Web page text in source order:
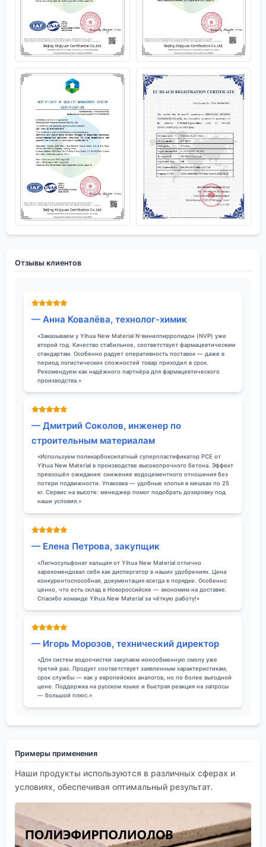
Отзывы клиентов
— Анна Ковалёва, технолог-химик
«Заказываем у Yihua New Material N-винилпирролидон (NVP) уже
второй год. Качество стабильное, соответствует фармацевтическим
стандартам. Особенно радует оперативность поставок — даже в
период логистических сложностей товар приходил в срок.
Рекомендуем как надёжного партнёра для фармацевтического
производства.»
— Дмитрий Соколов, инженер по
строительным материалам
«Используем поликарбоксилатный суперпластификатор PCE от
Yihua New Material в производстве высокопрочного бетона. Эффект
превзошёл ожидания: снижение водоцементного отношения без
потери подвижности. Упаковка — удобные хлопья в мешках по 25
кг. Сервис на высоте: менеджер помог подобрать дозировку под
наши условия.»
— Елена Петрова, закупщик
«Лигносульфонат кальция от Yihua New Material отлично
зарекомендовал себя как диспергатор в наших удобрениях. Цена
конкурентоспособная, документация всегда в порядке. Особенно
ценно, что есть склад в Новороссийске — экономим на доставке.
Спасибо команде Yihua New Material за чёткую работу!»
— Игорь Морозов, технический директор
«Для систем водоочистки закупаем ионообменную смолу уже
третий раз. Продукт соответствует заявленным характеристикам,
срок службы — как у европейских аналогов, но по более выгодной
цене. Поддержка на русском языке и быстрая реакция на запросы
— большой плюс.»
Примеры применения
Наши продукты используются в различных сферах и
условиях, обеспечивая оптимальный результат.